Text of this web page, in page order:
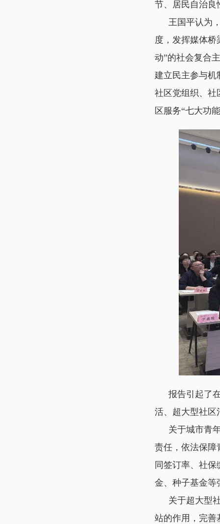
节、居民自治良
王国平认为
度，发挥媒体
动”的社会复合
建立民主参与机
社区党组织、社
区服务“七大功
报告引起了
活、超大型社区
关于城市青
责任，依法保障
同签订率、社
金、种子基金等
关于超大型
站的作用，完善